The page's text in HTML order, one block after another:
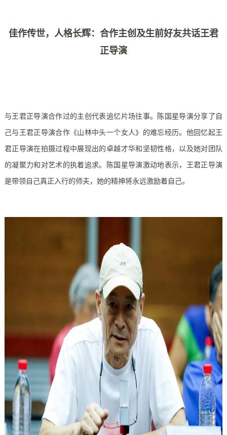
佳作传世，人格长辉：合作主创及生前好友共话王君
正导演
与王君正导演合作过的主创代表追忆片场往事。陈国星导演分享了自
己与王君正导演合作《山林中头一个女人》的难忘经历。他回忆起王
君正导演在拍摄过程中展现出的卓越才华和坚韧性格，以及她对团队
的凝聚力和对艺术的执着追求。陈国星导演激动地表示，王君正导演
是带领自己真正入行的师夫，她的精神将永远激励着自己。